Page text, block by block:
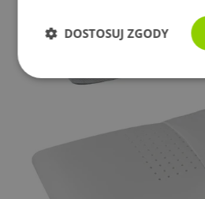
DOSTOSUJ ZGODY
Niezbędne Wydajność
Funkcjonalność